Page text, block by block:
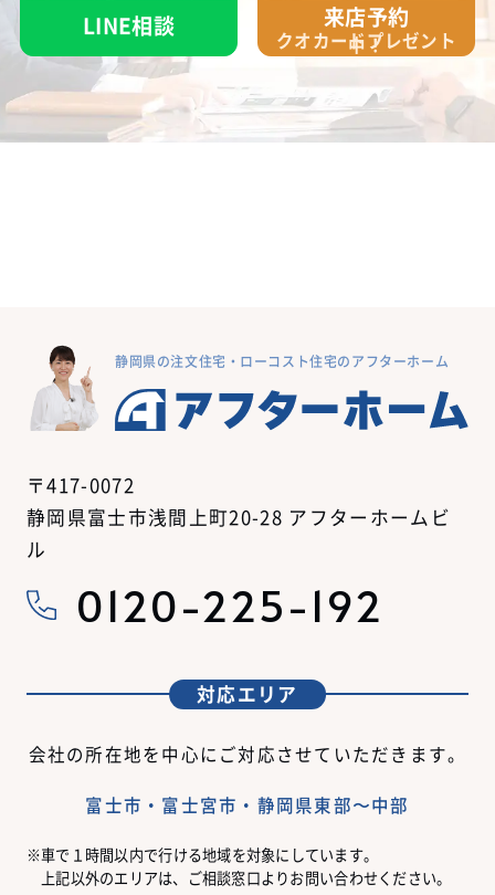
LINE相談 来店予約
クオカードプレゼント
中！
静岡県の注文住宅・ローコスト住宅のアフターホーム
〒417-0072
静岡県富士市浅間上町20-28 アフターホームビ
ル
0120-225-192
対応エリア
会社の所在地を中心にご対応させていただきます。
富士市・富士宮市・静岡県東部〜中部
車で１時間以内で行ける地域を対象にしています。
上記以外のエリアは、ご相談窓口よりお問い合わせください。